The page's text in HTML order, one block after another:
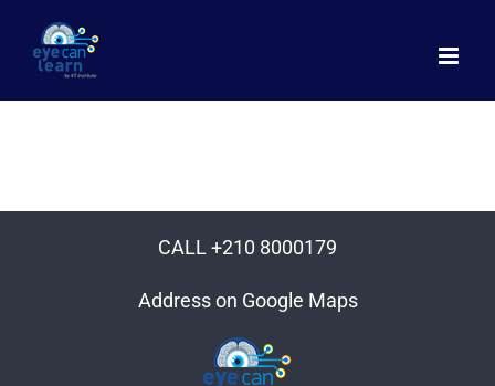
περιεχόμενο
CALL +210 8000179
Address on Google Maps